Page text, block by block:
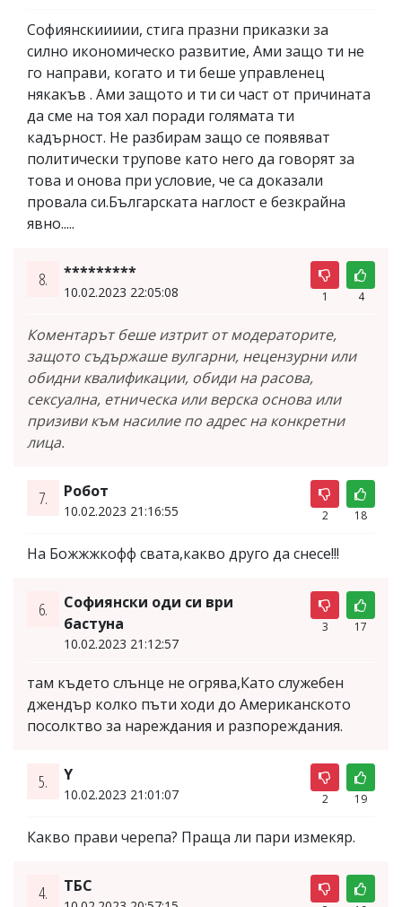
Софиянскиииии, стига празни приказки за
силно икономическо развитие, Ами защо ти не
го направи, когато и ти беше управленец
някакъв . Ами защото и ти си част от причината
да сме на тоя хал поради голямата ти
кадърност. Не разбирам защо се появяват
политически трупове като него да говорят за
това и онова при условие, че са доказали
провала си.Българската наглост е безкрайна
явно.....
8. *********
10.02.2023 22:05:08 1 4
Коментарът беше изтрит от модераторите,
защото съдържаше вулгарни, нецензурни или
обидни квалификации, обиди на расова,
сексуална, етническа или верска основа или
призиви към насилие по адрес на конкретни
лица.
7. Робот
10.02.2023 21:16:55 2 18
На Божжжкофф свата,какво друго да снесе!!!
6.
Софиянски оди си ври
бастуна
10.02.2023 21:12:57
3 17
там където слънце не огрява,Като служебен
джендър колко пъти ходи до Американското
посолктво за нареждания и разпореждания.
5. Y
10.02.2023 21:01:07 2 19
Какво прави черепа? Праща ли пари измекяр.
4. ТБС